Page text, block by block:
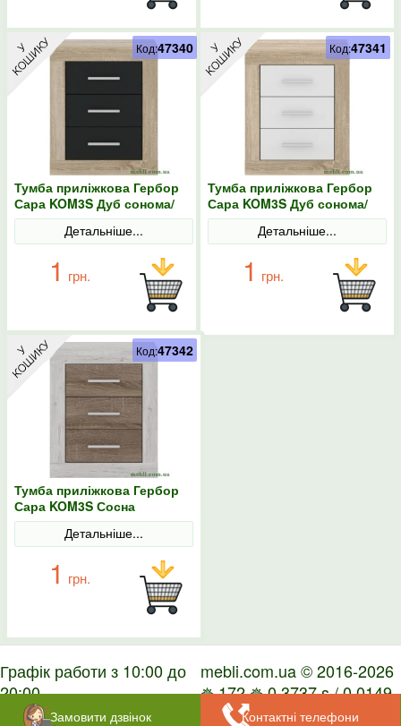
Тумба приліжкова Гербор
Сара KOM3S Дуб сонома/
Антрацит
Детальніше...
1 грн.
Код:47340
Тумба приліжкова Гербор
Сара KOM3S Дуб сонома/
Німфея альба
Детальніше...
1 грн.
Код:47341
Тумба приліжкова Гербор
Сара KOM3S Сосна
каньйон/Дуб сонома
трюфельДетальніше...
1 грн.
Код:47342
Графік работи з 10:00 до
20:00
mebli.com.ua © 2016-2026
✵ 172 ✵ 0.3737 s / 0.0149
Замовити дзвінок Контактні телефони